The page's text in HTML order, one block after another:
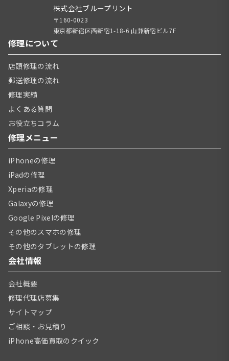
株式会社ブループリント
〒160-0023
東京都新宿区西新宿1-18-6 山兼新宿ビル7F
修理について
店頭修理の流れ
郵送修理の流れ
修理実績
よくある質問
お役立ちコラム
修理メニュー
iPhoneの修理
iPadの修理
Xperiaの修理
Galaxyの修理
Google Pixelの修理
その他のスマホの修理
その他のタブレットの修理
会社情報
会社概要
修理代理店募集
サイトマップ
ご相談・お見積り
iPhone高価買取のクイック